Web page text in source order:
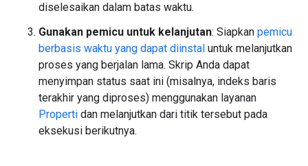
diselesaikan dalam batas waktu.
Gunakan pemicu untuk kelanjutan: Siapkan pemicu
berbasis waktu yang dapat diinstal untuk melanjutkan
proses yang berjalan lama. Skrip Anda dapat
menyimpan status saat ini (misalnya, indeks baris
terakhir yang diproses) menggunakan layanan
Properti dan melanjutkan dari titik tersebut pada
eksekusi berikutnya.